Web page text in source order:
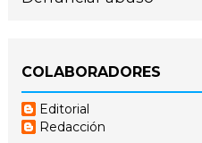
COLABORADORES
Editorial
Redacción